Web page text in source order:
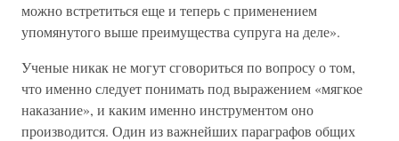
можно встретиться еще и теперь с применением
упомянутого выше преимущества супруга на деле».
Ученые никак не могут сговориться по вопросу о том,
что именно следует понимать под выражением «мягкое
наказание», и каким именно инструментом оно
производится. Один из важнейших параграфов общих